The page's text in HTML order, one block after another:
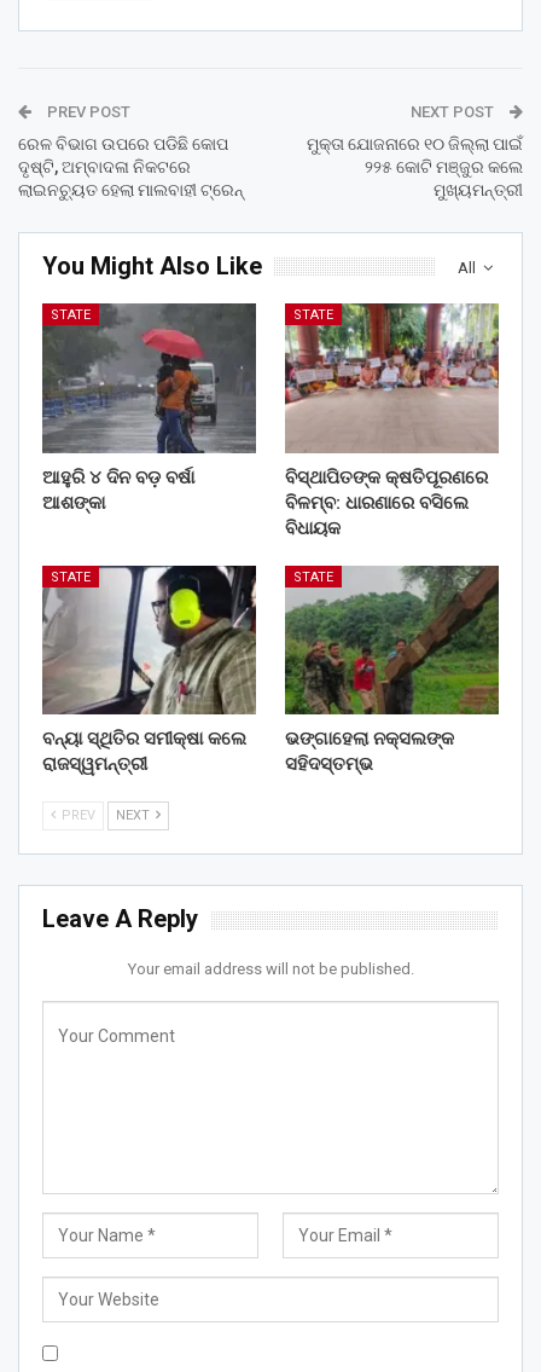
PREV POST
ରେଳ ବିଭାଗ ଉପରେ ପଡିଛି କୋପ
ଦୃଷ୍ଟି, ଅମ୍ବାଦଳା ନିକଟରେ
ଲାଇନଚ୍ୟୁତ ହେଲା ମାଲବାହୀ ଟ୍ରେନ୍‌
NEXT POST
ମୁକ୍ତା ଯୋଜନାରେ ୧୦ ଜିଲ୍ଲା ପାଇଁ
୨୨୫ କୋଟି ମଞ୍ଜୁର କଲେ
ମୁଖ୍ୟମନ୍ତ୍ରୀ
All
You Might Also Like
STATE
ଆହୁରି ୪ ଦିନ ବଡ଼ ବର୍ଷା
ଆଶଙ୍କା
STATE
ବିସ୍ଥାପିତଙ୍କ କ୍ଷତିପୂରଣରେ
ବିଳମ୍ବ: ଧାରଣାରେ ବସିଲେ
ବିଧାୟକ
STATE
ବନ୍ୟା ସ୍ଥିତିର ସମୀକ୍ଷା କଲେ
ରାଜସ୍ୱମନ୍ତ୍ରୀ
STATE
ଭଙ୍ଗାହେଲା ନକ୍ସଲଙ୍କ
ସହିଦସ୍ତମ୍ଭ
PREV NEXT
Leave A Reply
Your email address will not be published.